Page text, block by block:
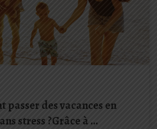
d’apprentissage et créer une
et sereine pour toute la famille ? […]
passer des vacances en
stress ?Grâce à …